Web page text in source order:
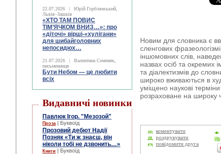
22.07.2026 |
Юрій Горблянський,
Львів–Зашків
«ХТО ТАМ ПОВИС
ТІМ’ЯЧКОМ ВНИЗ…»: про
«діточі» вірші-«хулігани»
для шибайголовних
непосидюх…
21.07.2026 |
Валентина Семеняк,
письменниця
Бути Небом ― це любити
всіх
Видавничі новинки
Павлюк Ігор. "Мезозой"
Проза | Буквоїд
Прозовий дебют Надії
Позняк «Ти ж знаєш, він
ніколи тобі не дзвонить…»
Книги | Буквоїд
Новим для словника є
сленгових
іншомовних слів,
назвах осіб та окремих
та діалектизмів до
широко вживаються в
уміщено наукові
розраховане на широку
коментувати
роздрукувати
повідомити друга